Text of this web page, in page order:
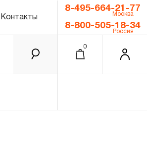
Контакты
8-495-664-21-77
Москва
8-800-505-18-34
Россия
0